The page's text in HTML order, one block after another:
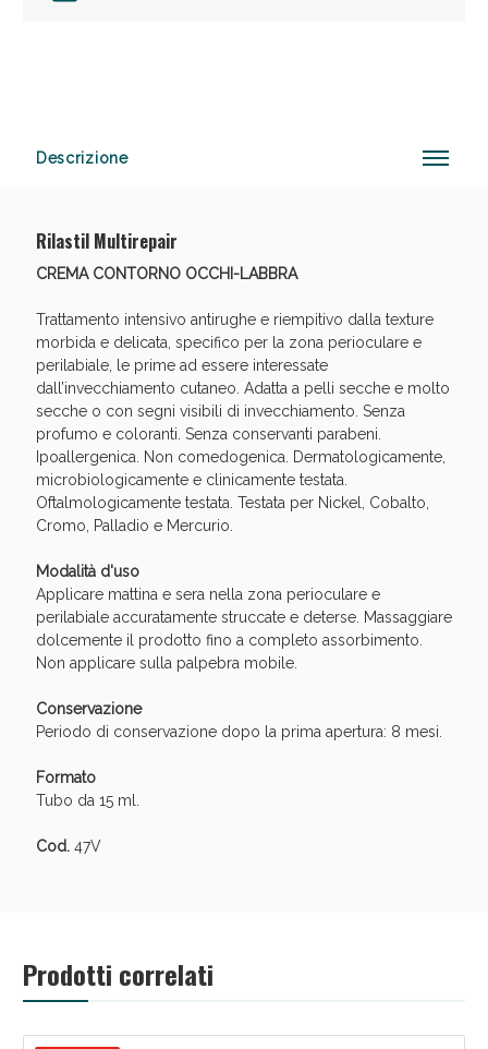
Descrizione
Rilastil Multirepair
CREMA CONTORNO OCCHI-LABBRA
Trattamento intensivo antirughe e riempitivo dalla texture
morbida e delicata, specifico per la zona perioculare e
perilabiale, le prime ad essere interessate
dall’invecchiamento cutaneo. Adatta a pelli secche e molto
secche o con segni visibili di invecchiamento. Senza
profumo e coloranti. Senza conservanti parabeni.
Ipoallergenica. Non comedogenica. Dermatologicamente,
microbiologicamente e clinicamente testata.
Oftalmologicamente testata. Testata per Nickel, Cobalto,
Cromo, Palladio e Mercurio.
Modalità d'uso
Applicare mattina e sera nella zona perioculare e
perilabiale accuratamente struccate e deterse. Massaggiare
dolcemente il prodotto fino a completo assorbimento.
Non applicare sulla palpebra mobile.
Conservazione
Periodo di conservazione dopo la prima apertura: 8 mesi.
Formato
Tubo da 15 ml.
Cod.47V
Prodotti correlati